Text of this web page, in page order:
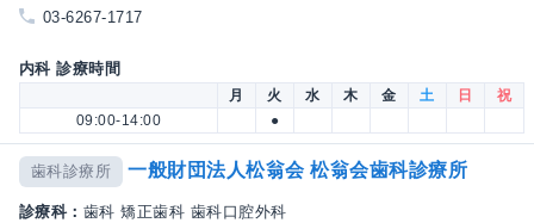
03-6267-1717
内科 診療時間
月 火 水 木 金 土 日
祝
09:00-14:00
●
歯科診療所 一般財団法人松翁会 松翁会歯科診療所
診療科： 歯科 矯正歯科 歯科口腔外科